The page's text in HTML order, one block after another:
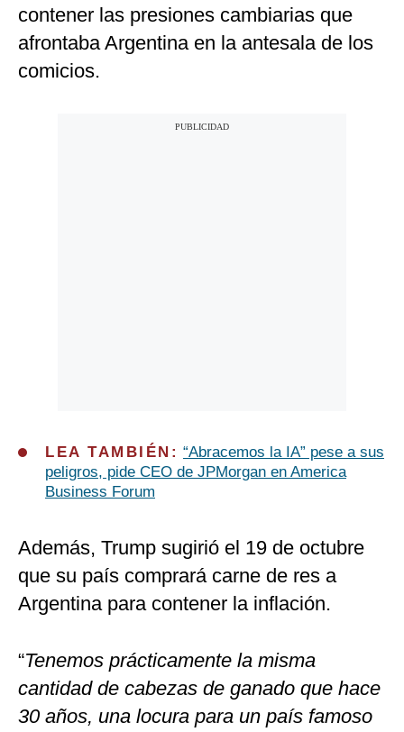
contener las presiones cambiarias que
afrontaba Argentina en la antesala de los
comicios.
LEA TAMBIÉN: “Abracemos la IA” pese a sus
peligros, pide CEO de JPMorgan en America
Business Forum
Además, Trump sugirió el 19 de octubre
que su país comprará carne de res a
Argentina para contener la inflación.
“Tenemos prácticamente la misma
cantidad de cabezas de ganado que hace
30 años, una locura para un país famoso